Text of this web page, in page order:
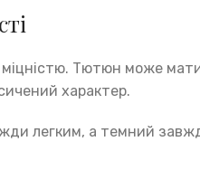
Тютюн може
характер.
легким, а темний